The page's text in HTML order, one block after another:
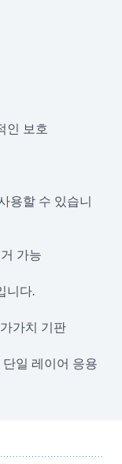
인 보호
용할 수 있습니
가능
니다.
가치 기판
일 레이어 응용